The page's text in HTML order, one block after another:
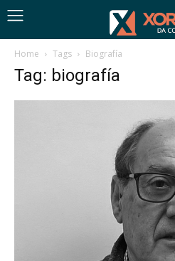
Home Tags Biografía
Tag: biografía